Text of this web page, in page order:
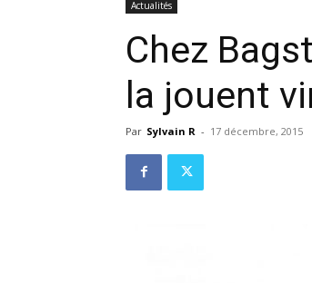
Actualités
Chez
la jouent
Par Sylvain R - 17 décembre, 2015